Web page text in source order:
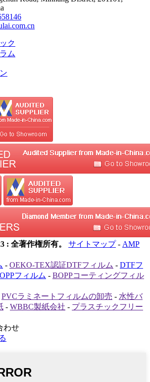
: 全著作権所有。 サイトマップ - AMP
- OEKO-TEX認証DTFフィルム - DTFフ
フィルム - BOPPコーティングフィル
PVCラミネートフィルムの卸売 - 水性バ
- WBBC製紙会社 - プラスチックフリー